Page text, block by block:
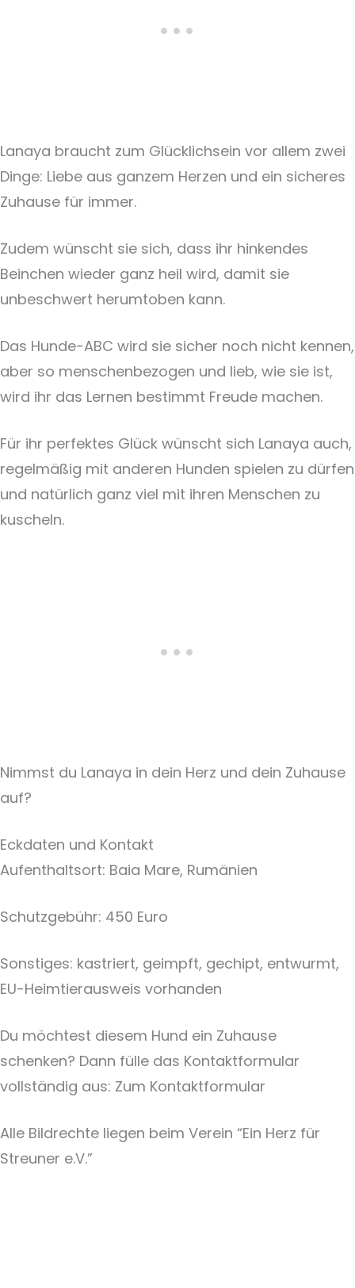
Lanaya braucht zum Glücklichsein vor allem zwei
Dinge: Liebe aus ganzem Herzen und ein sicheres
Zuhause für immer.
Zudem wünscht sie sich, dass ihr hinkendes
Beinchen wieder ganz heil wird, damit sie
unbeschwert herumtoben kann.
Das Hunde-ABC wird sie sicher noch nicht kennen,
aber so menschenbezogen und lieb, wie sie ist,
wird ihr das Lernen bestimmt Freude machen.
Für ihr perfektes Glück wünscht sich Lanaya auch,
regelmäßig mit anderen Hunden spielen zu dürfen
und natürlich ganz viel mit ihren Menschen zu
kuscheln.
Nimmst du Lanaya in dein Herz und dein Zuhause
auf?
Eckdaten und Kontakt
Aufenthaltsort: Baia Mare, Rumänien
Schutzgebühr: 450 Euro
Sonstiges: kastriert, geimpft, gechipt, entwurmt,
EU-Heimtierausweis vorhanden
Du möchtest diesem Hund ein Zuhause
schenken? Dann fülle das Kontaktformular
vollständig aus: Zum Kontaktformular
Alle Bildrechte liegen beim Verein “Ein Herz für
Streuner e.V.”